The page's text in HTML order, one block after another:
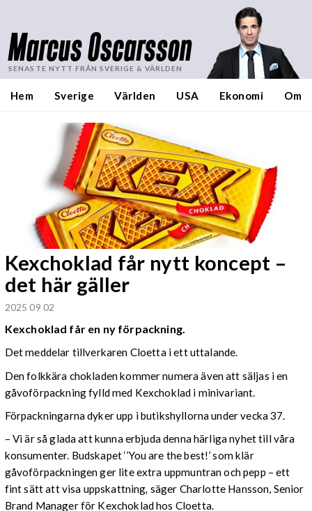
Marcus Oscarsson
SENASTE NYTT FRÅN SVERIGE & VÄRLDEN
Hem Sverige Världen USA Ekonomi Om
Kexchoklad får nytt koncept –
det här gäller
2025 09 02
Kexchoklad får en ny förpackning.
Det meddelar tillverkaren Cloetta i ett uttalande.
Den folkkära chokladen kommer numera även att säljas i en
gåvoförpackning fylld med Kexchoklad i minivariant.
Förpackningarna dyker upp i butikshyllorna under vecka 37.
– Vi är så glada att kunna erbjuda denna härliga nyhet till våra
konsumenter. Budskapet ‘’You are the best!’ som klär
gåvoförpackningen ger lite extra uppmuntran och pepp – ett
fint sätt att visa uppskattning, säger Charlotte Hansson, Senior
Brand Manager för Kexchoklad hos Cloetta.